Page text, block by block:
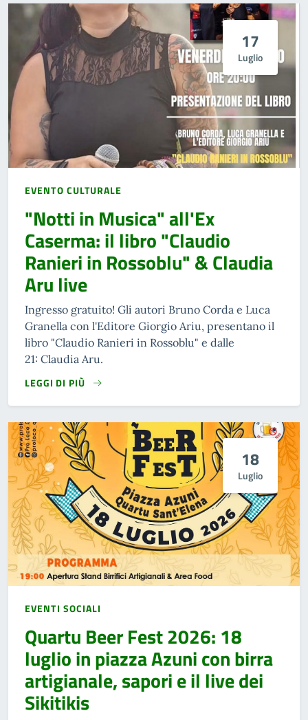
17
Luglio
EVENTO CULTURALE
"Notti in Musica" all'Ex
Caserma: il libro "Claudio
Ranieri in Rossoblu" & Claudia
Aru live
Ingresso gratuito! Gli autori Bruno Corda e Luca
Granella con l'Editore Giorgio Ariu, presentano il
libro "Claudio Ranieri in Rossoblu" e dalle
21: Claudia Aru.
LEGGI DI PIÙ
18
Luglio
EVENTI SOCIALI
Quartu Beer Fest 2026: 18
luglio in piazza Azuni con birra
artigianale, sapori e il live dei
Sikitikis